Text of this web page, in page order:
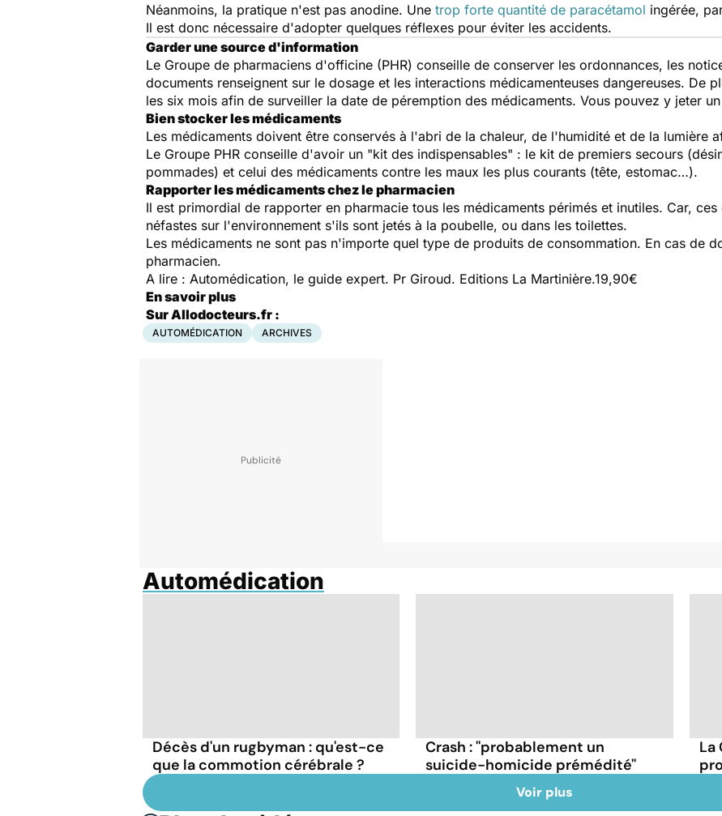
Néanmoins, la pratique n'est pas anodine. Une trop forte quantité de paracétamol ingérée,
Il est donc nécessaire d'adopter quelques réflexes pour éviter les accidents.
Garder une source d'information
Le Groupe de pharmaciens d'officine (PHR) conseille de conserver les ordonnances, les
documents renseignent sur le dosage et les interactions médicamenteuses dangereuses. De
les six mois afin de surveiller la date de péremption des médicaments. Vous pouvez y jeter
Bien stocker les médicaments
Les médicaments doivent être conservés à l'abri de la chaleur, de l'humidité et de la lumière
Le Groupe PHR conseille d'avoir un "kit des indispensables" : le kit de premiers secours
pommades) et celui des médicaments contre les maux les plus courants (tête, estomac…).
Rapporter les médicaments chez le pharmacien
Il est primordial de rapporter en pharmacie tous les médicaments périmés et inutiles. Car,
néfastes sur l'environnement s'ils sont jetés à la poubelle, ou dans les toilettes.
Les médicaments ne sont pas n'importe quel type de produits de consommation. En cas de
pharmacien.
A lire : Automédication, le guide expert. Pr Giroud. Editions La Martinière.19,90€
En savoir plus
Sur Allodocteurs.fr :
AUTOMÉDICATION ARCHIVES
Automédication
Décès d'un rugbyman : qu'est-ce
que la commotion cérébrale ?
Crash : ''probablement un
suicide-homicide prémédité''
La
Voir plus